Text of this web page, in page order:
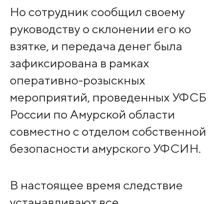
Но сотрудник сообщил своему
руководству о склонении его ко
взятке, и передача денег была
зафиксирована в рамках
оперативно-розыскных
мероприятий, проведенных УФСБ
России по Амурской области
совместно с отделом собственной
безопасности амурского УФСИН.
В настоящее время следствие